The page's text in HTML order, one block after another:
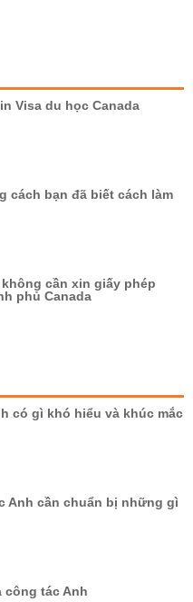
Visa du học Canada
cách bạn đã biết cách làm
cần xin giấy phép
phủ Canada
có gì khó hiểu và khúc mắc
Anh cần chuẩn bị những gì
công tác Anh